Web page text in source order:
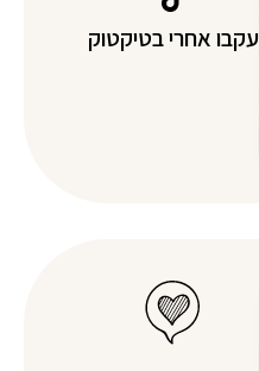
עקבו אחרי בטיקטוק